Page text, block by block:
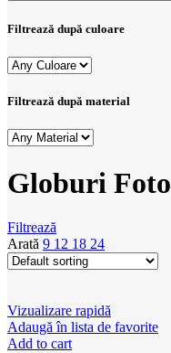
Filtrează după culoare
Filtrează după material
Globuri Foto
Filtrează
Arată 9 12 18 24
Vizualizare rapidă
Adaugă în lista de favorite
Add to cart